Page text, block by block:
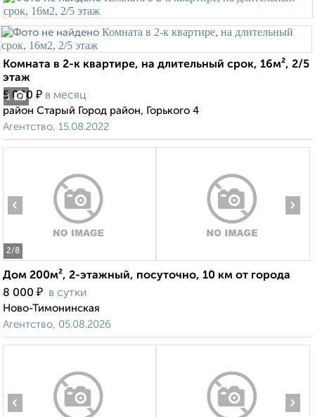
1
Комната в 2-к квартире, на длительный срок, 16м², 2/5
этаж
5 000 ₽ в месяц
район Старый Город район, Горького 4
Агентство, 15.08.2022
2/8
‹ ›
Дом 200м², 2-этажный, посуточно, 10 км от города
8 000 ₽ в сутки
Ново-Тимонинская
Агентство, 05.08.2026
‹ ›